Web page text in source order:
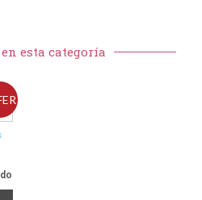
esta categoría